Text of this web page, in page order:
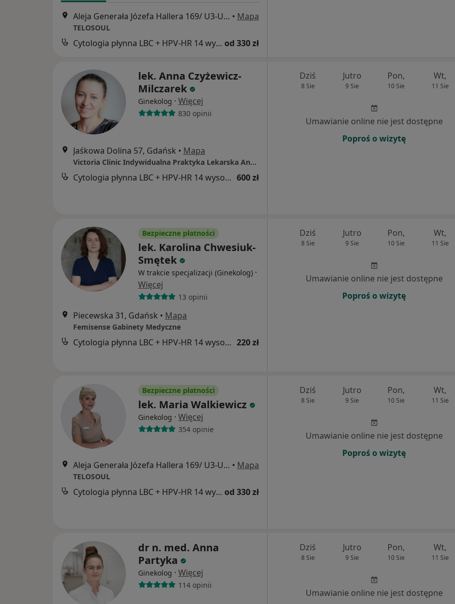
Aleja Generała Józefa Hallera 169/ U3-U4, Gdańsk • Mapa
TELOSOUL
Cytologia płynna LBC + HPV-HR 14 wysokoonkogennych typów wirusa od 330 zł
lek. Anna Czyżewicz-
Milczarek
Ginekolog · Więcej
830 opinii
Jaśkowa Dolina 57, Gdańsk • Mapa
Victoria Clinic Indywidualna Praktyka Lekarska Anna Czyżewicz-Milczarek
Cytologia płynna LBC + HPV-HR 14 wysokoonkogennych typów wirusa 600 zł
Dziś
8 Sie
Jutro
9 Sie
Pon,
10 Sie
Wt,
11 Sie
Umawianie online nie jest dostępne
Poproś o wizytę
Bezpieczne płatności
lek. Karolina Chwesiuk-
Smętek
W trakcie specjalizacji (Ginekolog) ·
Więcej
13 opinii
Piecewska 31, Gdańsk • Mapa
Femisense Gabinety Medyczne
Cytologia płynna LBC + HPV-HR 14 wysokoonkogennych typów wirusa 220 zł
Dziś
8 Sie
Jutro
9 Sie
Pon,
10 Sie
Wt,
11 Sie
Umawianie online nie jest dostępne
Poproś o wizytę
Bezpieczne płatności
lek. Maria Walkiewicz
Ginekolog · Więcej
354 opinie
Aleja Generała Józefa Hallera 169/ U3-U4, Gdańsk • Mapa
TELOSOUL
Cytologia płynna LBC + HPV-HR 14 wysokoonkogennych typów wirusa od 330 zł
Dziś
8 Sie
Jutro
9 Sie
Pon,
10 Sie
Wt,
11 Sie
Umawianie online nie jest dostępne
Poproś o wizytę
dr n. med. Anna
Partyka
Ginekolog · Więcej
114 opinii
Dziś
8 Sie
Jutro
9 Sie
Pon,
10 Sie
Wt,
11 Sie
Umawianie online nie jest dostępne